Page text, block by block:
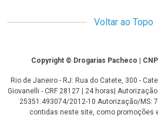
Voltar ao Topo
CopyrightCopyright © Drogarias Pacheco |
Rio de Janeiro - RJ: Rua do Catete, 300 -
Giovanelli - CRF 28127 | 24 horas|
25351.493074/2012-10 Autorização/MS:
contidas neste site, como promoções